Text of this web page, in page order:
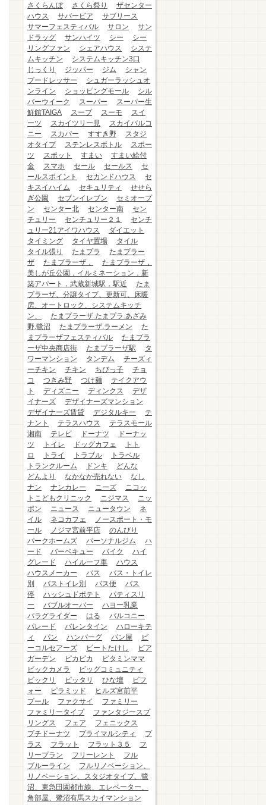
さくらんぼ
さくら祭り
ザセンター
ハウス
サバービア
サブリース
サマーフェスティバル
サロン
サン
ドラッグ
サンハイツ シー
シー
リングファン
シェアハウス
システ
ムキッチン
システムキッチン3口
じっくり
ジッパー ジム
シャン
プードレッサー
シュガーラッシュオ
ンライン
ショッピングモール
シル
バーウイーク
スーパー
スーパー生
鮮館TAIGA
スープ スーモ
スイ
ーツ
スカイツリー見
スカイバルコ
ニー
スカパー すすき野
スタジ
オタイプ
ステンレスボトル
スポー
ツ
スポット すまい
すまい給付
金
スマホ セール セールス
セ
ールスポイント
セカンドハウス
セ
キスイハイム
セキュリティ
せせら
ぎ公園
セブンイレブン
セミオープ
ン
センター北 センター南
セン
チュリー
センチュリー２１
センチ
ュリー21アイワハウス
ダイエット
タイミング
タイヤ置場
タイル
タイル張り
たまプラ
たまプラー
ザ
たまプラーザ，
たまプラーザ，
美しが丘公園，イルミネーション，新
築アパート，武蔵新城駅，駅近
たま
プラーザ、分譲タイプ、更新可、床暖
房、オートロック、システムキッチ
ン、
たまプラーザ.たまプラ.あざみ
野.鷺沼
たまプラーザ.ラーメン
た
まプラーザフェスティバル
たまプラ
ーザ中央商店街
たまプラーザ駅
タ
ワーマンション
タンデム
チーズィ
ーチキン
チキン ちびっ子
チョ
コ
つきみ野 つけ麺
テイクアウ
ト
ディズニー ディンクス
デザ
イナーズ
デザイナーズマンション
デザイナーズ賃貸
デジタルキー
テ
ナント
テラスハウス
テラスモール
湘南
テレビ ドーナツ
ドーナッ
ツ
トイレ ドッグカフェ
トト
ロ
トライ トラブル
トラベル
トランクルーム
ドンキ
どんな
どんより
なかなか売れない
なし
ナン
ナンカレー ニーズ
ニコッ
トこどもクリニック
ニジマス
ニッ
ポン
ニュース ニュータウン
ネ
イル
ネコカフェ
ノースポート・モ
ール
ノジマ宮前平店
のんびり
パークホームズ
パーソナルジム
ハ
ード
バーベキュー バイク
ハイ
グレード
ハイルーフ車
ハウス
ハウスメーカー
バス
バス・トイレ
別
バストイレ別 バス便
バス
停
ハッシュドポテト
パティスリ
ー
バブルオーバー
ハヨー乳業
パラグライダー
はる
バルコニー
パレード
バレンタイン
ハローキテ
ィ
パン ハンバーグ パン屋
ビ
ーコルセアーズ
ビートたけし
ビア
ガーデン
ピカピカ
ビタミンママ
ビックカメラ
ビッグコミュニティ
ビックリ
ピッタリ ひな壇
ビフ
ォー
ピラミッド
ヒルズ宮前平
プール
ファクサイ
ファミリー
ファミリータイプ
ファンタジースプ
リングス
フェア
フェニックス
プチドーナツ
プライマルシティ
プ
ラス
フラット フラット３５
フ
リープラン
フリーレント
フル
ブルーライン
フルリノベーション、
リノベーション、スタジオタイプ、鷺
沼、東急田園都市線、エレベーター、
角部屋、鷺沼有馬スカイマンション